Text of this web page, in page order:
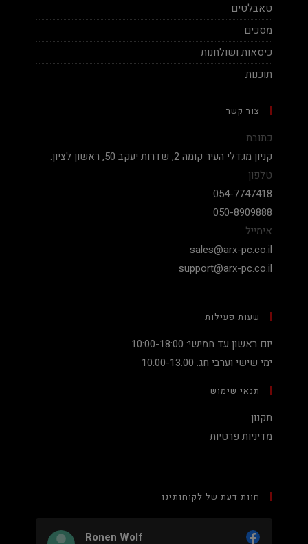
טאבלטים
מסכים
כיסאות ושולחנות
תוכנות
צור קשר
כתובת
קניון מגדלי העיר קומה 2, שדרות יעקב 50, ראשון לציון.
טלפון
054-7747418
050-8909888
אימייל
sales@arx-pc.co.il
support@arx-pc.co.il
שעות פעילות
יום ראשון עד חמישי: 10:00-18:00
ימי שישי וערבי חג: 10:00-13:00
תנאי שימוש
תקנון
מדיניות פרטיות
חוות דעת של לקוחותינו
Nadav Peket